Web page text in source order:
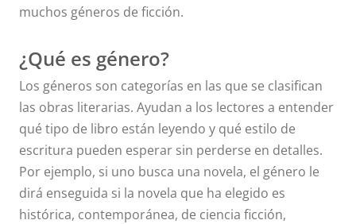
muchos géneros de ficción.
¿Qué es género?
Los géneros son categorías en las que se clasifican
las obras literarias. Ayudan a los lectores a entender
qué tipo de libro están leyendo y qué estilo de
escritura pueden esperar sin perderse en detalles.
Por ejemplo, si uno busca una novela, el género le
dirá enseguida si la novela que ha elegido es
histórica, contemporánea, de ciencia ficción,